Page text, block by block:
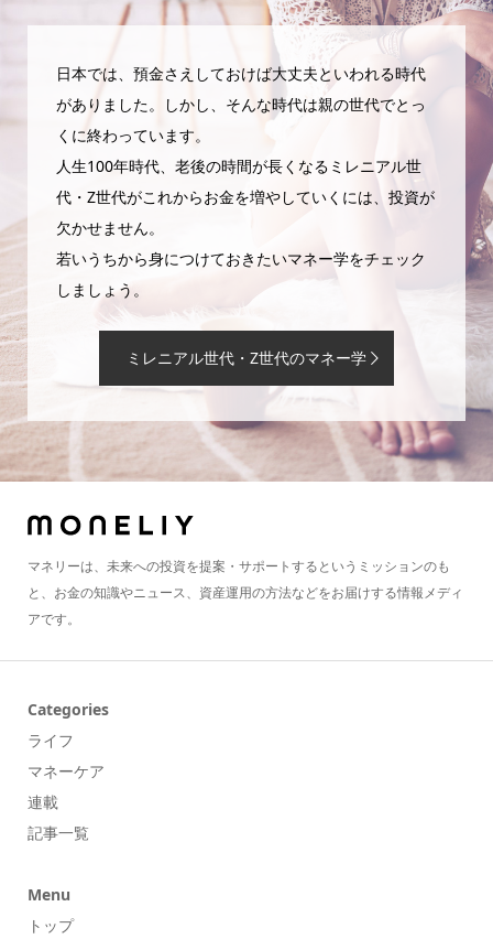
日本では、預金さえしておけば大丈夫といわれる時代
がありました。しかし、そんな時代は親の世代でとっ
くに終わっています。
人生100年時代、老後の時間が長くなるミレニアル世
代・Z世代がこれからお金を増やしていくには、投資が
欠かせません。
若いうちから身につけておきたいマネー学をチェック
しましょう。
ミレニアル世代・Z世代のマネー学
マネリーは、未来への投資を提案・サポートするというミッションのも
と、お金の知識やニュース、資産運用の方法などをお届けする情報メディ
アです。
Categories
ライフ
マネーケア
連載
記事一覧
Menu
トップ